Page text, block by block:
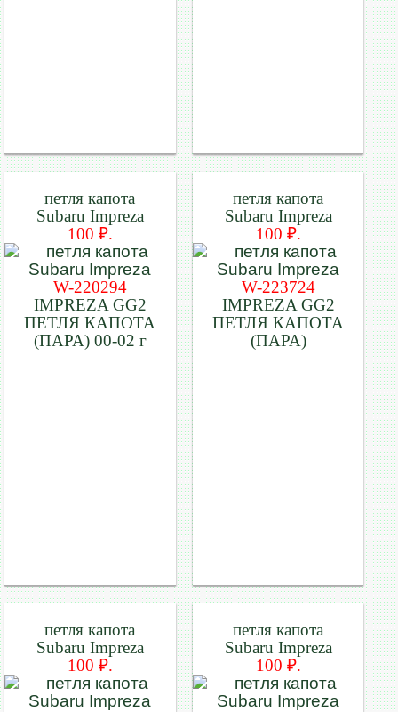
петля капота
Subaru Impreza
100 ₽.
W-220294
IMPREZA GG2
ПЕТЛЯ КАПОТА
(ПАРА) 00-02 г
петля капота
Subaru Impreza
100 ₽.
W-223724
IMPREZA GG2
ПЕТЛЯ КАПОТА
(ПАРА)
петля капота
Subaru Impreza
100 ₽.
петля капота
Subaru Impreza
100 ₽.